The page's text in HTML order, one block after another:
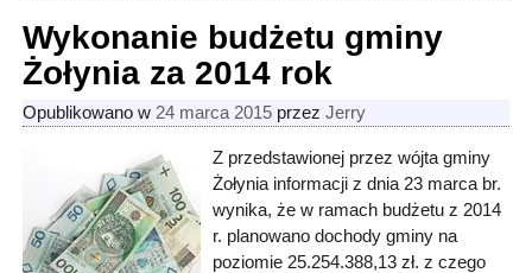
Wykonanie budżetu gminy
Żołynia za 2014 rok
Opublikowano w 24 marca 2015 przez Jerry
Z przedstawionej przez wójta gminy
Żołynia informacji z dnia 23 marca br.
wynika, że w ramach budżetu z 2014
r. planowano dochody gminy na
poziomie 25.254.388,13 zł. z czego